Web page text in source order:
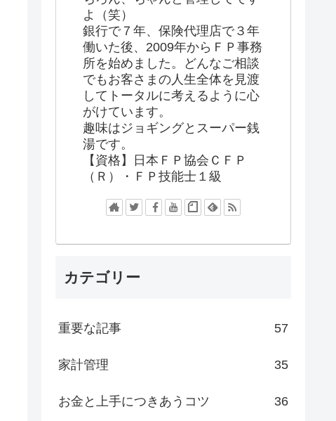
よ（笑）
銀行で７年、保険代理店で３年
働いた後、2009年からＦＰ事務
所を始めました。どんなご相談
でもお客さまの人生全体を見渡
してトータルに考えるように心
がけています。
趣味はジョギングとスーパー銭
湯です。
【資格】日本ＦＰ協会ＣＦＰ
（Ｒ）・ＦＰ技能士１級
カテゴリー
重要な記事 57
家計管理 35
お金と上手につきあうコツ 36